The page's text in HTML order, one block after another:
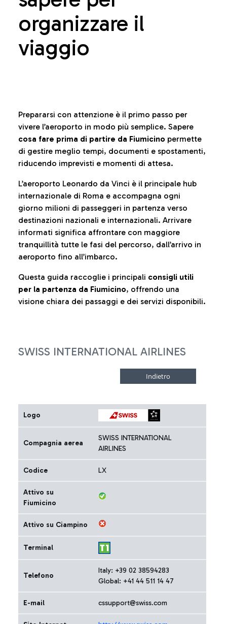
organizzare il
viaggio
Prepararsi con attenzione è il primo passo per
vivere l’aeroporto in modo più semplice. Sapere
cosa fare prima di partire da Fiumicino permette
di gestire meglio tempi, documenti e spostamenti,
riducendo imprevisti e momenti di attesa.
L’aeroporto Leonardo da Vinci è il principale hub
internazionale di Roma e accompagna ogni
giorno milioni di passeggeri in partenza verso
destinazioni nazionali e internazionali. Arrivare
informati significa affrontare con maggiore
tranquillità tutte le fasi del percorso, dall’arrivo in
aeroporto fino all’imbarco.
Questa guida raccoglie i principali consigli utili
per la partenza da Fiumicino, offrendo una
visione chiara dei passaggi e dei servizi disponibili.
SWISS INTERNATIONAL AIRLINES
Logo
Compagnia aerea
SWISS INTERNATIONAL
AIRLINES
Codice LX
Attivo su
Fiumicino
Attivo su Ciampino
Terminal
Telefono
Italy: +39 02 38594283
Global: +41 44 511 14 47
E-mail cssupport@swiss.com